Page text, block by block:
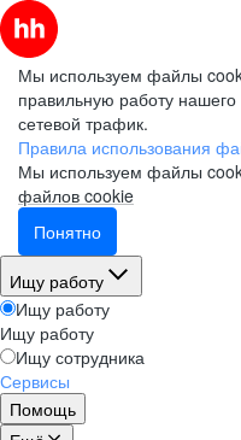
Мы используем файлы
правильную работу
сетевой трафик.
Правила использования
Мы используем файлы
файлов cookie
Понятно
Ищу работу
Ищу работу
Ищу работу
Ищу сотрудника
Сервисы
Помощь